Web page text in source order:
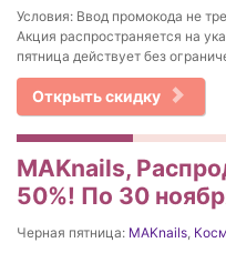
Условия: Ввод промокода не
Акция распространяется на
пятница действует без
Открыть скидку
MAKnails,
50%! По 30
Черная пятница: MAKnails